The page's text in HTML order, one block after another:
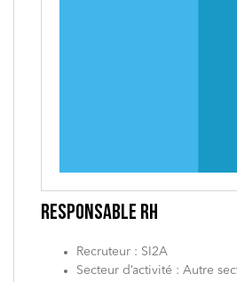
RESPONSABLE RH
Recruteur : SI2A
Secteur d’activité : Autre